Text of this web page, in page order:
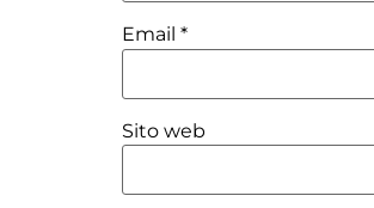
Email *
Sito web